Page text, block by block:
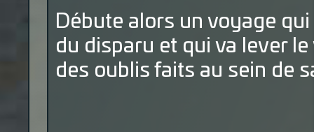
Débute alors un voyage
du disparu et qui va lever
des oublis faits au sein de